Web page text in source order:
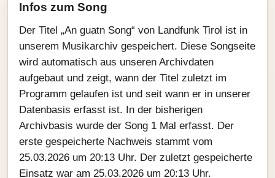
Infos zum Song
Der Titel „An guatn Song“ von Landfunk Tirol ist in
unserem Musikarchiv gespeichert. Diese Songseite
wird automatisch aus unseren Archivdaten
aufgebaut und zeigt, wann der Titel zuletzt im
Programm gelaufen ist und seit wann er in unserer
Datenbasis erfasst ist. In der bisherigen
Archivbasis wurde der Song 1 Mal erfasst. Der
erste gespeicherte Nachweis stammt vom
25.03.2026 um 20:13 Uhr. Der zuletzt gespeicherte
Einsatz war am 25.03.2026 um 20:13 Uhr.